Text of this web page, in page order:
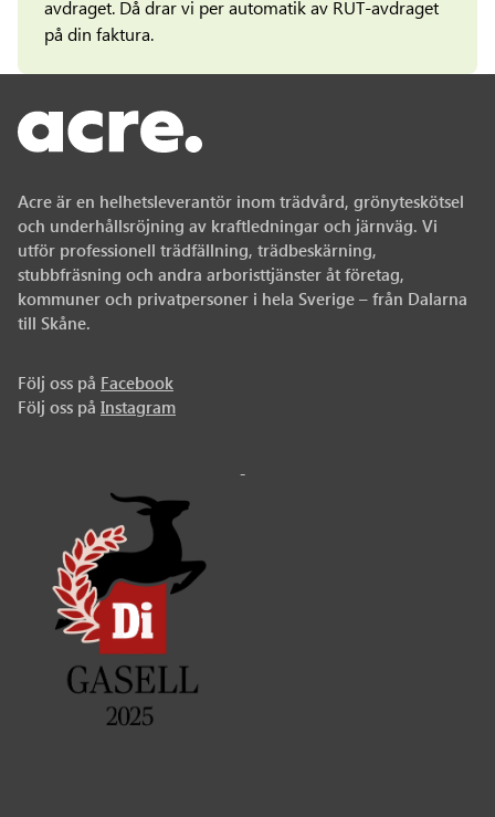
avdraget. Då drar vi per automatik av RUT-avdraget
på din faktura.
Acre
Acre är en helhetsleverantör inom trädvård, grönyteskötsel
och underhållsröjning av kraftledningar och järnväg. Vi
utför professionell trädfällning, trädbeskärning,
stubbfräsning och andra arboristtjänster åt företag,
kommuner och privatpersoner i hela Sverige – från Dalarna
till Skåne.
Följ oss på Facebook
Följ oss på Instagram